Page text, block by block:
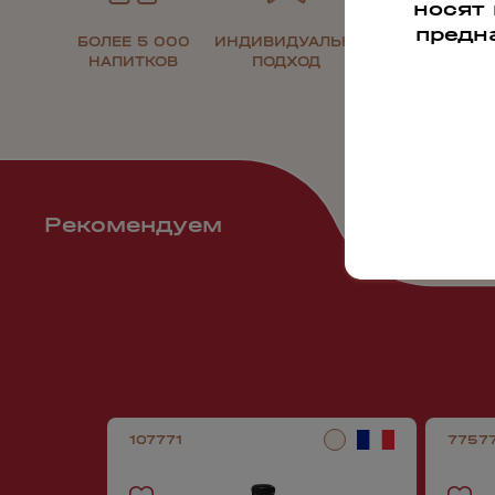
БОЛЕЕ 5 000
НАПИТКОВ
ИНДИВИДУАЛЬНЫЙ
ПОДХОД
30 ЛЕТ НА
Рекомендуем
107771